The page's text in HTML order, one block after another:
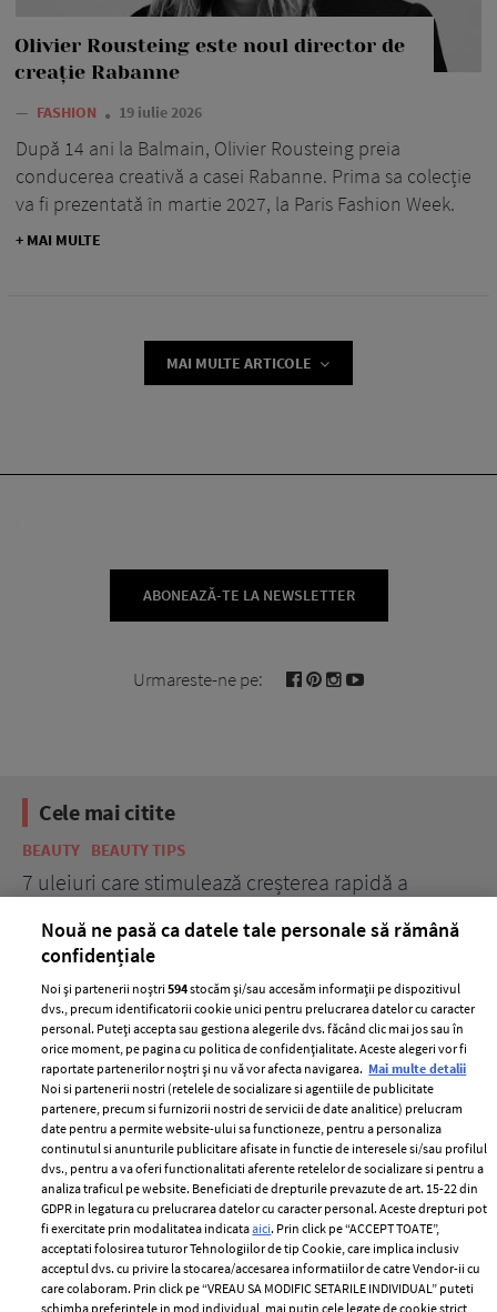
Olivier Rousteing este noul director de
creație Rabanne
— FASHION 19 iulie 2026
După 14 ani la Balmain, Olivier Rousteing preia
conducerea creativă a casei Rabanne. Prima sa colecție
va fi prezentată în martie 2027, la Paris Fashion Week.
+ MAI MULTE
MAI MULTE ARTICOLE
ABONEAZĂ-TE LA NEWSLETTER
Urmareste-ne pe:
Cele mai citite
BEAUTY BEAUTY TIPS
7 uleiuri care stimulează creșterea rapidă a
ELLE Style Awards
2024
Despre ELLE
Romania
Contact
Abonamente
Termeni si conditii
Politica de
confidențialitate
Politica de cookies
Publicitate
Nouă ne pasă ca datele tale personale să rămână
confidențiale
Noi și partenerii noștri594stocăm și/sau accesăm informații pe dispozitivul
dvs., precum identificatorii cookie unici pentru prelucrarea datelor cu caracter
personal. Puteți accepta sau gestiona alegerile dvs. făcând clic mai jos sau în
orice moment, pe pagina cu politica de confidențialitate. Aceste alegeri vor fi
raportate partenerilor noștri și nu vă vor afecta navigarea. Mai multe detalii
Noi si partenerii nostri (retelele de socializare si agentiile de publicitate
partenere, precum si furnizorii nostri de servicii de date analitice) prelucram
date pentru a permite website-ului sa functioneze, pentru a personaliza
continutul si anunturile publicitare afisate in functie de interesele si/sau profilul
dvs., pentru a va oferi functionalitati aferente retelelor de socializare si pentru a
analiza traficul pe website. Beneficiati de drepturile prevazute de art. 15-22 din
GDPR in legatura cu prelucrarea datelor cu caracter personal. Aceste drepturi pot
fi exercitate prin modalitatea indicataaici. Prin click pe “ACCEPT TOATE”,
acceptati folosirea tuturor Tehnologiilor de tip Cookie, care implica inclusiv
acceptul dvs. cu privire la stocarea/accesarea informatiilor de catre Vendor-ii cu
care colaboram. Prin click pe “VREAU SA MODIFIC SETARILE INDIVIDUAL” puteti
schimba preferintele in mod individual, mai putin cele legate de cookie strict